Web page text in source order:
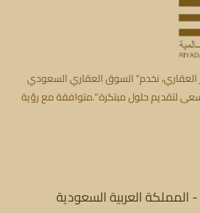
العقاري، نخدم" السوق العقاري السعودي
تمتد منذ عام2012 ونسعى لتقديم حلول مبتكرة ".متوافقة مع رؤية
المملكة العربية السعودية